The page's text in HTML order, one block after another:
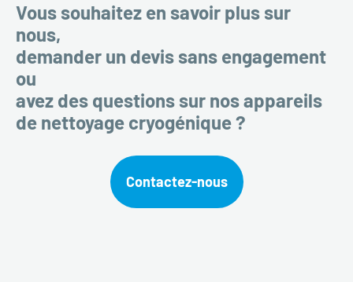
Vous souhaitez en savoir plus sur
nous,
demander un devis sans engagement
ou
avez des questions sur nos appareils
de nettoyage cryogénique ?
Contactez-nous